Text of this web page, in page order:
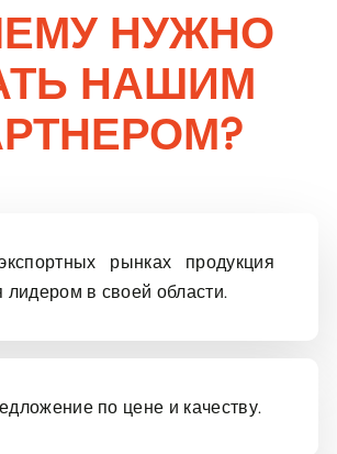
Lorem Ipsum...
НУЖНО
НАШИМ
рынках продукция
лидером в своей области.
по цене и качеству.
вопросов, в том числе о